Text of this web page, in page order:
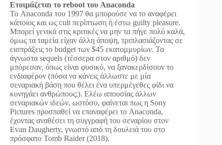
Ετοιμάζεται το reboot του Anaconda
Το Anaconda του 1997 θα μπορούσε να το αναφέρει
κάποιος και ως cult περίπτωση ή έστω guilty pleasure.
Μπορεί γενικά στις κριτικές να μην τα πήγε πολύ καλά,
όμως τα ταμεία είχαν άλλη άποψη, τριπλασιάζοντας σε
εισπράξεις το budget των $45 εκατομμυρίων. Τα
άγνωστα sequels (τέσσερα στον αριθμό) δεν
μπόρεσαν, όπως είναι φυσικό, να ξανακερδίσουν το
ενδιαφέρον (πόσα να κάνεις άλλωστε με μία
σεναριακή βάση που θέλει ένα υπερμέγεθες φίδι να
κυνηγάει ανθρώπους;). Ελέω απουσίας άλλων
σεναριακών ιδεών, ωστόσο, φαίνεται πως η Sony
Pictures προσπαθεί να επαναφέρει το Anaconda,
έχοντας αναθέσει τη συγγραφή του σεναρίου στον
Evan Daugherty, γνωστό από τη δουλειά του στο
πρόσφατο Tomb Raider (2018).